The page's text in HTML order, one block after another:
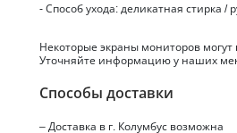
- Способ ухода: деликатная стирка /
Некоторые экраны мониторов
Уточняйте информацию у наших
Способы доставки
– Доставка в г. Колумбус возможна